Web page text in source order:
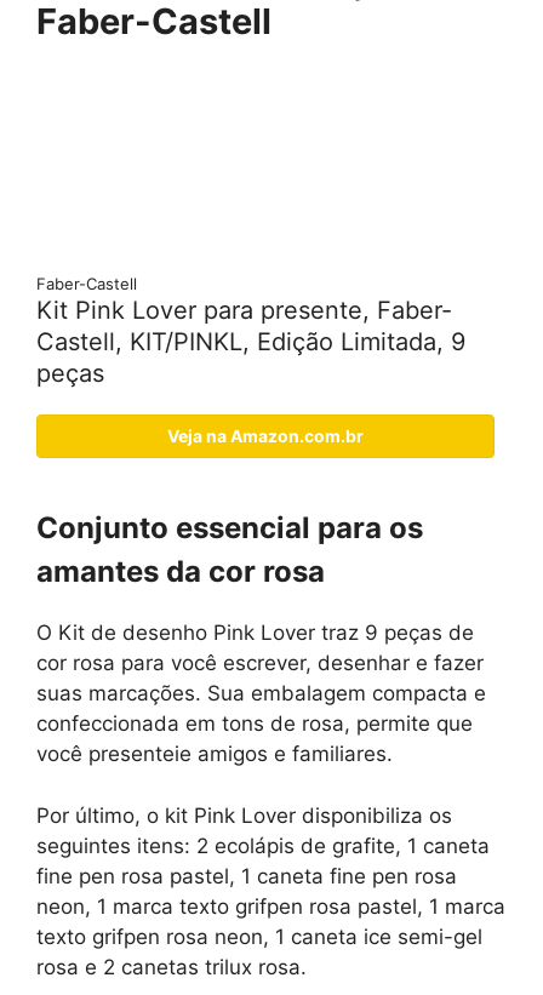
Faber-Castell
Faber-Castell
Kit Pink Lover para presente, Faber-
Castell, KIT/PINKL, Edição Limitada, 9
peças
Veja na Amazon.com.br
Conjunto essencial para os
amantes da cor rosa
O Kit de desenho Pink Lover traz 9 peças de
cor rosa para você escrever, desenhar e fazer
suas marcações. Sua embalagem compacta e
confeccionada em tons de rosa, permite que
você presenteie amigos e familiares.
Por último, o kit Pink Lover disponibiliza os
seguintes itens: 2 ecolápis de grafite, 1 caneta
fine pen rosa pastel, 1 caneta fine pen rosa
neon, 1 marca texto grifpen rosa pastel, 1 marca
texto grifpen rosa neon, 1 caneta ice semi-gel
rosa e 2 canetas trilux rosa.